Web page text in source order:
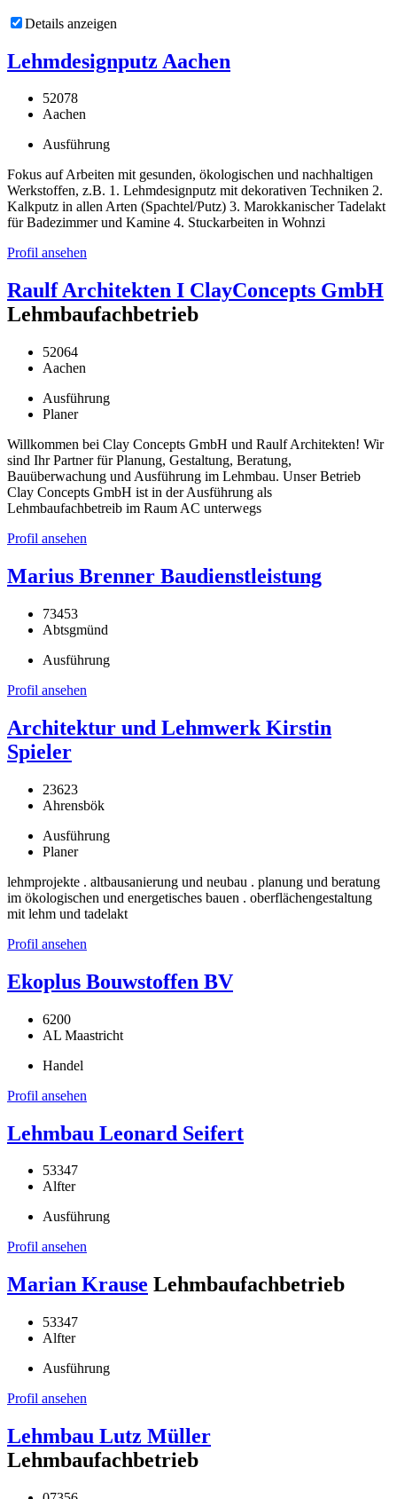
Details anzeigen
Lehmdesignputz Aachen
52078
Aachen
Ausführung
Fokus auf Arbeiten mit gesunden, ökologischen und nachhaltigen
Werkstoffen, z.B. 1. Lehmdesignputz mit dekorativen Techniken 2.
Kalkputz in allen Arten (Spachtel/Putz) 3. Marokkanischer Tadelakt
für Badezimmer und Kamine 4. Stuckarbeiten in Wohnzi
Profil ansehen
Raulf Architekten I ClayConcepts GmbH
Lehmbaufachbetrieb
52064
Aachen
Ausführung
Planer
Willkommen bei Clay Concepts GmbH und Raulf Architekten! Wir
sind Ihr Partner für Planung, Gestaltung, Beratung,
Bauüberwachung und Ausführung im Lehmbau. Unser Betrieb
Clay Concepts GmbH ist in der Ausführung als
Lehmbaufachbetreib im Raum AC unterwegs
Profil ansehen
Marius Brenner Baudienstleistung
73453
Abtsgmünd
Ausführung
Profil ansehen
Architektur und Lehmwerk Kirstin
Spieler
23623
Ahrensbök
Ausführung
Planer
lehmprojekte . altbausanierung und neubau . planung und beratung
im ökologischen und energetisches bauen . oberflächengestaltung
mit lehm und tadelakt
Profil ansehen
Ekoplus Bouwstoffen BV
6200
AL Maastricht
Handel
Profil ansehen
Lehmbau Leonard Seifert
53347
Alfter
Ausführung
Profil ansehen
Marian Krause Lehmbaufachbetrieb
53347
Alfter
Ausführung
Profil ansehen
Lehmbau Lutz Müller
Lehmbaufachbetrieb